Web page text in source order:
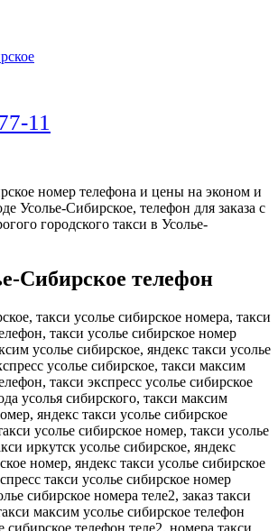
11
номер телефона и цены на эконом и
Усолье-Сибирское, телефон для заказа с
городского такси в Усолье-
Сибирское телефон
такси усолье сибирское номера, такси
такси усолье сибирское номер
усолье сибирское, яндекс такси усолье
усолье сибирское, такси максим
такси экспресс усолье сибирское
усолья сибирского, такси максим
яндекс такси усолье сибирское
усолье сибирское номер, такси усолье
иркутск усолье сибирское, яндекс
номер, яндекс такси усолье сибирское
такси усолье сибирское номер
сибирское номера теле2, заказ такси
максим усолье сибирское телефон
сибирское телефон теле2, номера такси